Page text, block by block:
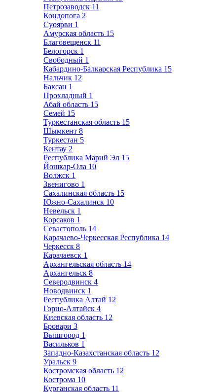
Петрозаводск 11
Кондопога 2
Суоярви 1
Амурская область 15
Благовещенск 11
Белогорск 1
Свободный 1
Кабардино-Балкарская Республика 15
Нальчик 12
Баксан 1
Прохладный 1
Абай область 15
Семей 15
Туркестанская область 15
Шымкент 8
Туркестан 5
Кентау 2
Республика Марий Эл 15
Йошкар-Ола 10
Волжск 1
Звенигово 1
Сахалинская область 15
Южно-Сахалинск 10
Невельск 1
Корсаков 1
Севастополь 14
Карачаево-Черкесская Республика 14
Черкесск 8
Карачаевск 1
Архангельская область 14
Архангельск 8
Северодвинск 4
Новодвинск 1
Республика Алтай 12
Горно-Алтайск 4
Киевская область 12
Бровари 3
Вышгород 1
Васильков 1
Западно-Казахстанская область 12
Уральск 9
Костромская область 12
Кострома 10
Курганская область 11